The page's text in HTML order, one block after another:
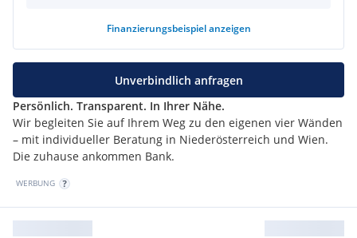
Finanzierungsbeispiel anzeigen
Persönlich. Transparent. In Ihrer Nähe.
Wir begleiten Sie auf Ihrem Weg zu den eigenen vier Wänden
– mit individueller Beratung in Niederösterreich und Wien.
Die zuhause ankommen Bank.
Unverbindlich anfragen
WERBUNG